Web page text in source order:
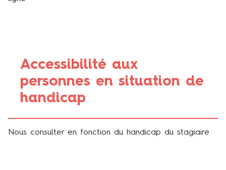
Accessibilité aux
personnes en situation de
handicap
Nous consulter en fonction du handicap du stagiaire